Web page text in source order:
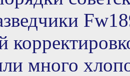
много